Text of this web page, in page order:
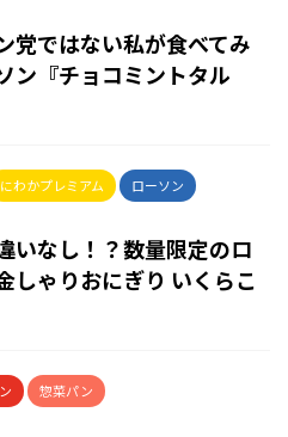
党ではない私が食べてみ
ン『チョコミントタル
にわかプレミアム ローソン
いなし！？数量限定のロ
しゃりおにぎり いくらこ
惣菜パン